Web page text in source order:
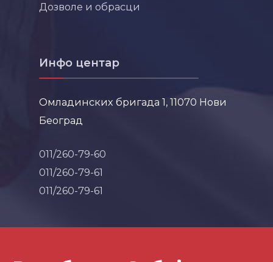
Дозволе и обрасци
Инфо центар
Омладинских бригада 1, 11070 Нови
Београд
011/260-79-60
011/260-79-61
011/260-79-61